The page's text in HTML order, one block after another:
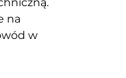
na
w